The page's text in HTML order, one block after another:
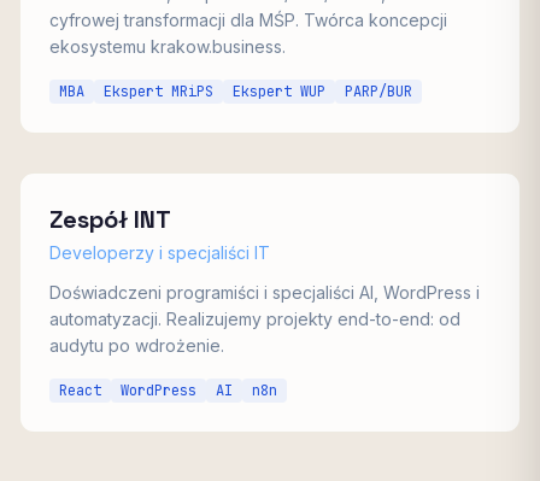
cyfrowej transformacji dla MŚP. Twórca koncepcji
ekosystemu krakow.business.
MBA Ekspert MRiPS Ekspert WUP PARP/BUR
Zespół INT
Developerzy i specjaliści IT
Doświadczeni programiści i specjaliści AI, WordPress i
automatyzacji. Realizujemy projekty end-to-end: od
audytu po wdrożenie.
React WordPress AI n8n